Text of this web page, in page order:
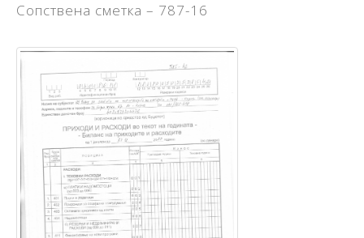
Сопствена сметка – 787-16